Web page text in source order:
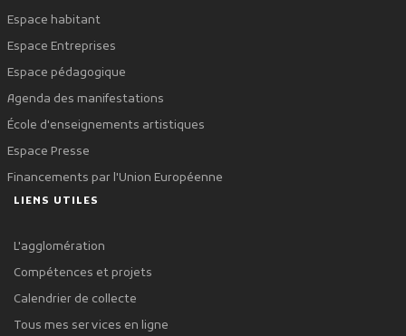
Espace habitant
Espace Entreprises
Espace pédagogique
Agenda des manifestations
École d'enseignements artistiques
Espace Presse
Financements par l'Union Européenne
LIENS UTILES
L'agglomération
Compétences et projets
Calendrier de collecte
Tous mes services en ligne